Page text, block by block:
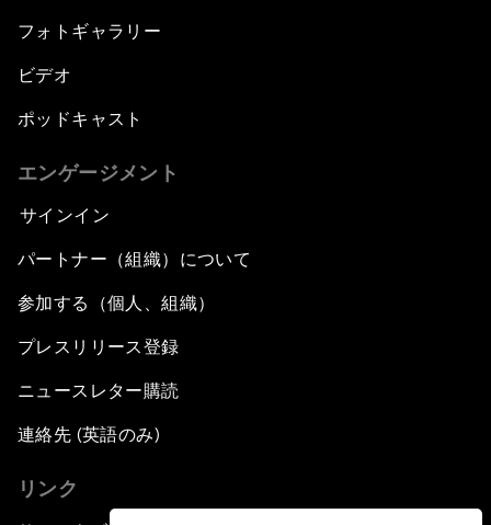
フォトギャラリー
ビデオ
ポッドキャスト
エンゲージメント
サインイン
パートナー（組織）について
参加する（個人、組織）
プレスリリース登録
ニュースレター購読
連絡先 (英語のみ)
リンク